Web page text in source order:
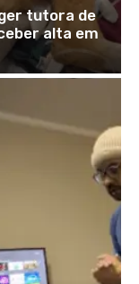
tutora de
alta em